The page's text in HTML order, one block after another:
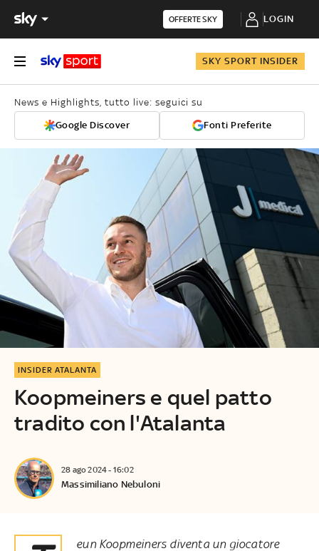
OFFERTE SKY LOGIN
SKY SPORT INSIDER
News e Highlights, tutto live: seguici su
Google Discover Fonti Preferite
Koopmeiners e quel patto
tradito con l'Atalanta
INSIDER ATALANTA
28 ago 2024 - 16:02
Massimiliano Nebuloni